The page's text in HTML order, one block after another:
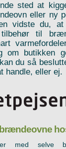
sted at
eller ny
vidste du,
til
butikken
du så
handle, eller ej.
med selve